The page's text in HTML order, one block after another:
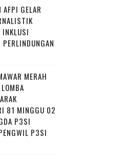
GELAR
PERLINDUNGAN
MERAH
81 MINGGU 02
P3SI
P3SI